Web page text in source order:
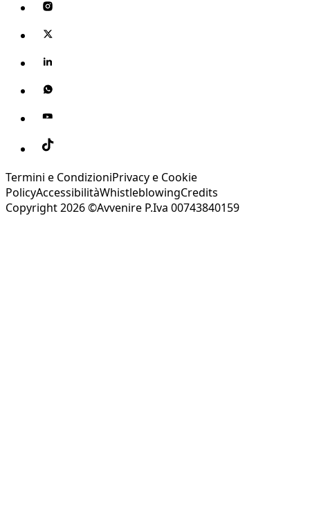
Termini e CondizioniPrivacy e Cookie
PolicyAccessibilitàWhistleblowingCredits
Copyright 2026 ©Avvenire P.Iva 00743840159